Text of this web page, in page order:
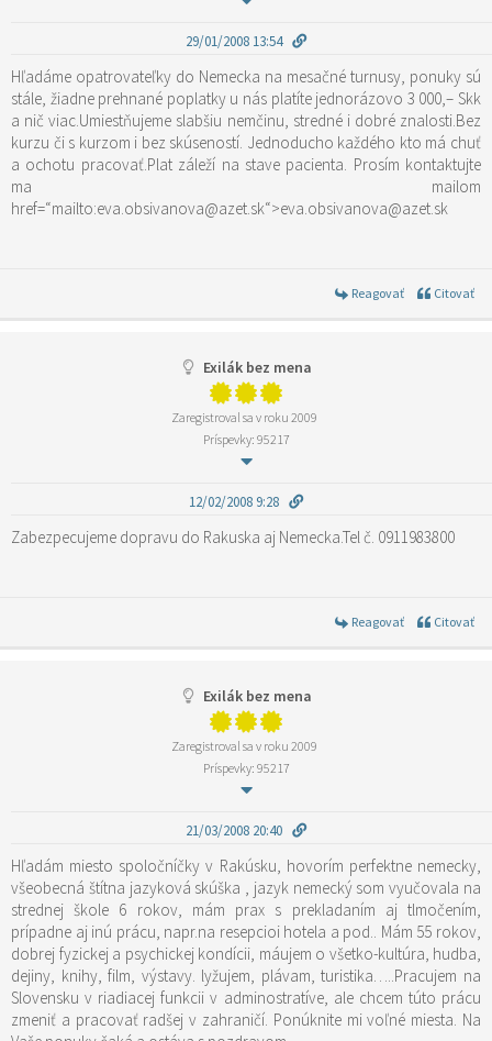
29/01/2008 13:54
Hľadáme opatrovateľky do Nemecka na mesačné turnusy, ponuky sú
stále, žiadne prehnané poplatky u nás platíte jednorázovo 3 000,– Skk
a nič viac.Umiestňujeme slabšiu nemčinu, stredné i dobré znalosti.Bez
kurzu či s kurzom i bez skúseností. Jednoducho každého kto má chuť
a ochotu pracovať.Plat záleží na stave pacienta. Prosím kontaktujte
ma mailom
href=“mailto:eva.obsivanova@azet.sk“>eva.obsivanova@azet.sk
Reagovať Citovať
Exilák bez mena
Zaregistroval sa v roku 2009
Príspevky: 95217
12/02/2008 9:28
Zabezpecujeme dopravu do Rakuska aj Nemecka.Tel č. 0911983800
Reagovať Citovať
Exilák bez mena
Zaregistroval sa v roku 2009
Príspevky: 95217
21/03/2008 20:40
Hľadám miesto spoločníčky v Rakúsku, hovorím perfektne nemecky,
všeobecná štítna jazyková skúška , jazyk nemecký som vyučovala na
strednej škole 6 rokov, mám prax s prekladaním aj tlmočením,
prípadne aj inú prácu, napr.na resepcioi hotela a pod.. Mám 55 rokov,
dobrej fyzickej a psychickej kondícii, máujem o všetko-kultúra, hudba,
dejiny, knihy, film, výstavy. lyžujem, plávam, turistika…..Pracujem na
Slovensku v riadiacej funkcii v adminostratíve, ale chcem túto prácu
zmeniť a pracovať radšej v zahraničí. Ponúknite mi voľné miesta. Na